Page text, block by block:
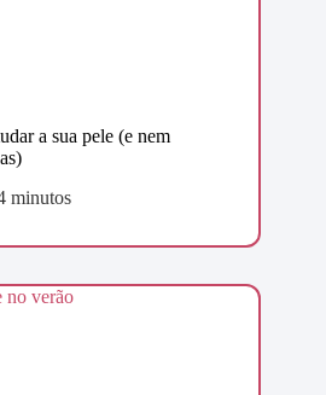
a sua pele (e nem
minutos